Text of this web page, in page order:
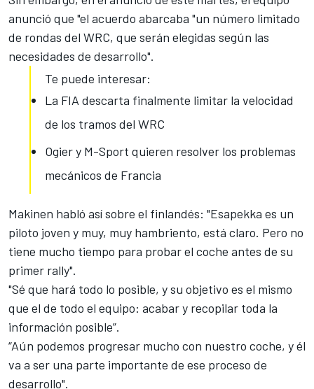
anunció que "el acuerdo abarcaba "un número limitado
de rondas del WRC, que serán elegidas según las
necesidades de desarrollo".
Te puede interesar:
La FIA descarta finalmente limitar la velocidad
de los tramos del WRC
Ogier y M-Sport quieren resolver los problemas
mecánicos de Francia
Makinen habló así sobre el finlandés: "Esapekka es un
piloto joven y muy, muy hambriento, está claro. Pero no
tiene mucho tiempo para probar el coche antes de su
primer rally".
"Sé que hará todo lo posible, y su objetivo es el mismo
que el de todo el equipo: acabar y recopilar toda la
información posible”.
“Aún podemos progresar mucho con nuestro coche, y él
va a ser una parte importante de ese proceso de
desarrollo".